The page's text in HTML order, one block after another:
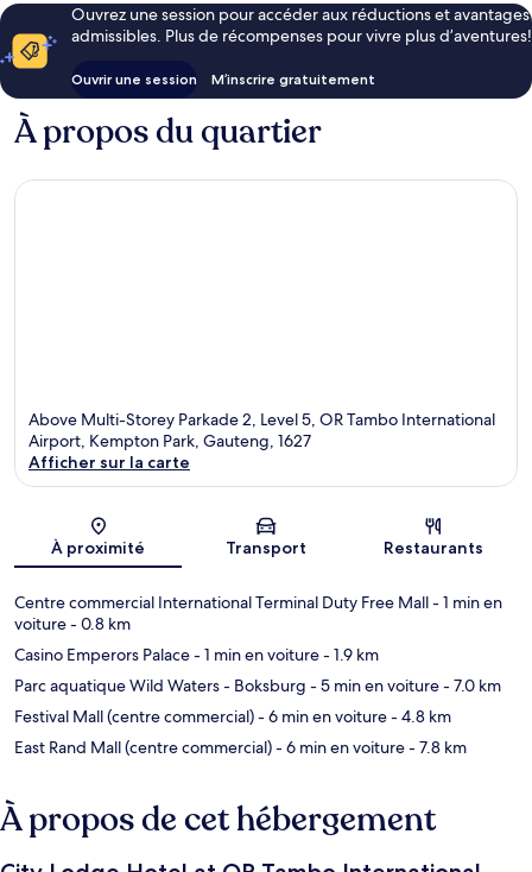
Ouvrez une session pour accéder aux réductions et avantages
admissibles. Plus de récompenses pour vivre plus d’aventures!
Ouvrir une session M’inscrire gratuitement
À propos du quartier
Above Multi-Storey Parkade 2, Level 5, OR Tambo International
Airport, Kempton Park, Gauteng, 1627
Afficher sur la carte
À proximité Transport Restaurants
Centre commercial International Terminal Duty Free Mall- 1 min en
voiture- 0.8 km
Casino Emperors Palace- 1 min en voiture- 1.9 km
Parc aquatique Wild Waters - Boksburg - 5 min en voiture- 7.0 km
Festival Mall (centre commercial)- 6 min en voiture- 4.8 km
East Rand Mall (centre commercial)- 6 min en voiture- 7.8 km
À propos de cet hébergement